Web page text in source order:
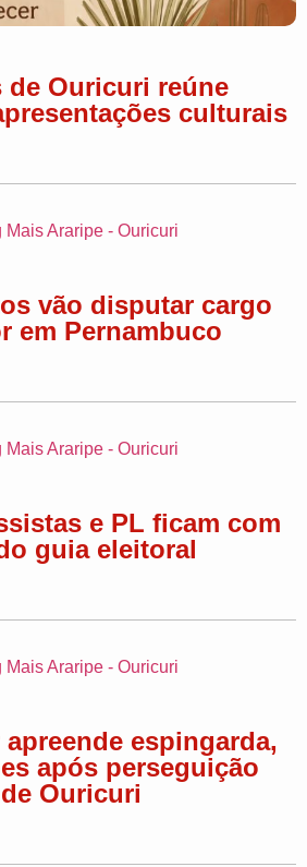
de Ouricuri reúne
culturais
vão disputar cargo
em Pernambuco
e PL ficam com
guia eleitoral
espingarda,
após perseguição
Ouricuri